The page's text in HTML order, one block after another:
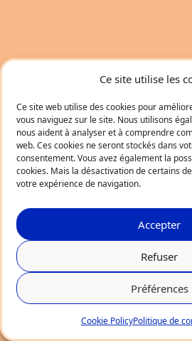
Ce site utilise les
Ce site web utilise des cookies pour
vous naviguez sur le site. Nous utilisons
nous aident à analyser et à comprendre
web. Ces cookies ne seront stockés dans
consentement. Vous avez également la
cookies. Mais la désactivation de certains
votre expérience de navigation.
Accepter
Refuser
Préférences
Cookie PolicyPolitique de